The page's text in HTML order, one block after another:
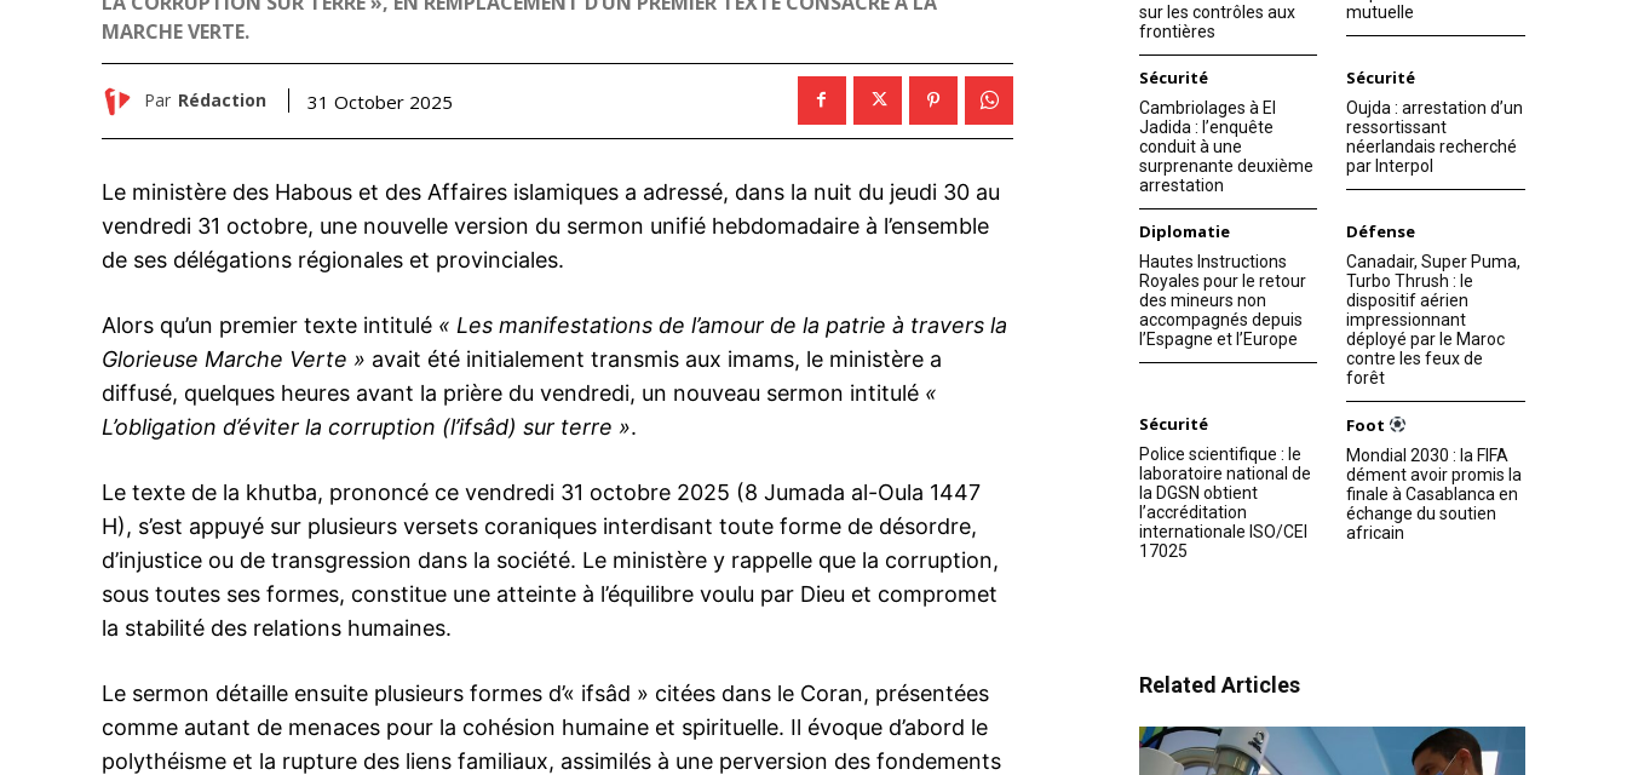
MARCHE VERTE.
Par Rédaction 31 October 2025
Le ministère des Habous et des Affaires islamiques a adressé, dans la nuit du jeudi 30 au
vendredi 31 octobre, une nouvelle version du sermon unifié hebdomadaire à l’ensemble
de ses délégations régionales et provinciales.
Alors qu’un premier texte intitulé « Les manifestations de l’amour de la patrie à travers la
Glorieuse Marche Verte » avait été initialement transmis aux imams, le ministère a
diffusé, quelques heures avant la prière du vendredi, un nouveau sermon intitulé «
L’obligation d’éviter la corruption (l’ifsâd) sur terre ».
Le texte de la khutba, prononcé ce vendredi 31 octobre 2025 (8 Jumada al-Oula 1447
H), s’est appuyé sur plusieurs versets coraniques interdisant toute forme de désordre,
d’injustice ou de transgression dans la société. Le ministère y rappelle que la corruption,
sous toutes ses formes, constitue une atteinte à l’équilibre voulu par Dieu et compromet
la stabilité des relations humaines.
Le sermon détaille ensuite plusieurs formes d’« ifsâd » citées dans le Coran, présentées
comme autant de menaces pour la cohésion humaine et spirituelle. Il évoque d’abord le
polythéisme et la rupture des liens familiaux, assimilés à une perversion des fondements
sur les contrôles aux
frontières
mutuelle
Sécurité
Cambriolages à El
Jadida : l’enquête
conduit à une
surprenante deuxième
arrestation
Sécurité
Oujda : arrestation d’un
ressortissant
néerlandais recherché
par Interpol
Diplomatie
Hautes Instructions
Royales pour le retour
des mineurs non
accompagnés depuis
l’Espagne et l’Europe
Défense
Canadair, Super Puma,
Turbo Thrush : le
dispositif aérien
impressionnant
déployé par le Maroc
contre les feux de
forêt
Sécurité
Police scientifique : le
laboratoire national de
la DGSN obtient
l’accréditation
internationale ISO/CEI
17025
Foot
Mondial 2030 : la FIFA
dément avoir promis la
finale à Casablanca en
échange du soutien
africain
Related Articles